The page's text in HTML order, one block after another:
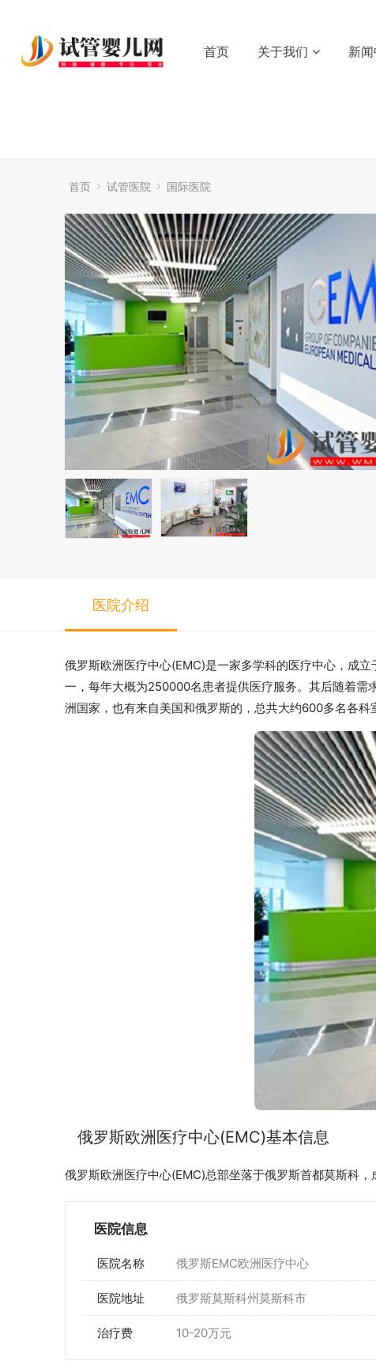
首页 关于我们 新
首页 试管医院 国际医院
医院介绍
俄罗斯欧洲医疗中心(EMC)是一家多学科的医疗中心，成
一，每年大概为250000名患者提供医疗服务。其后随着需
洲国家，也有来自美国和俄罗斯的，总共大约600多名各科
俄罗斯欧洲医疗中心(EMC)基本信息
俄罗斯欧洲医疗中心(EMC)总部坐落于俄罗斯首都莫斯科
医院信息
医院名称 俄罗斯EMC欧洲医疗中心
医院地址 俄罗斯莫斯科州莫斯科市
治疗费 10-20万元